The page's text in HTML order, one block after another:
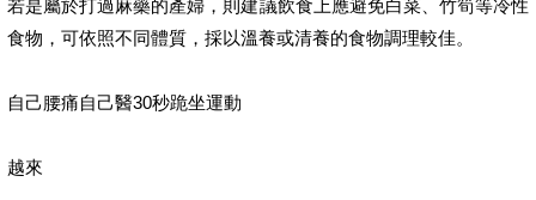
若是屬於打過麻藥的產婦，則建議飲食上應避免白菜、竹筍等冷性
食物，可依照不同體質，採以溫養或清養的食物調理較佳。
自己腰痛自己醫30秒跪坐運動
越來